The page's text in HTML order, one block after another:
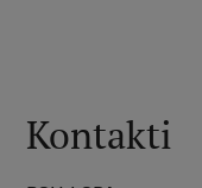
Kontakti